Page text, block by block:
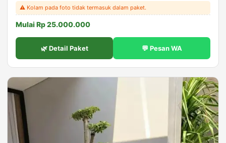
⚠️ Kolam pada foto tidak termasuk dalam paket.
Mulai Rp 25.000.000
🌿 Detail Paket 💬 Pesan WA